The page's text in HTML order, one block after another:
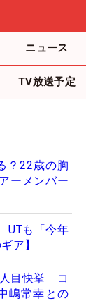
ニュース
TV放送予定
？22歳の胸
ーメンバー
UTも「今年
ア】
人目快挙 コ
嶋常幸との